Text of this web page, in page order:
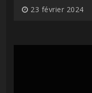
23 février 2024